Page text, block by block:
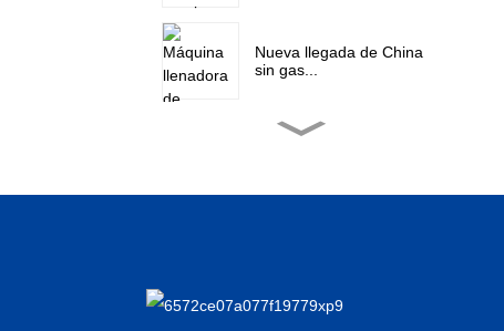
Nueva llegada de China
sin gas...
Venta al por mayor de